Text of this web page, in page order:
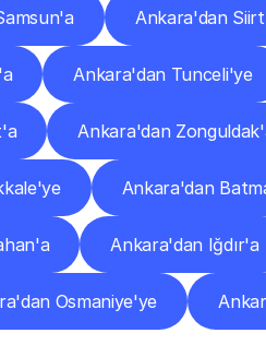
Ankara'dan
Ankara'dan Tunceli'ye
Ankara'dan
Ankara'dan
Ankara'dan Iğdır'a
Osmaniye'ye